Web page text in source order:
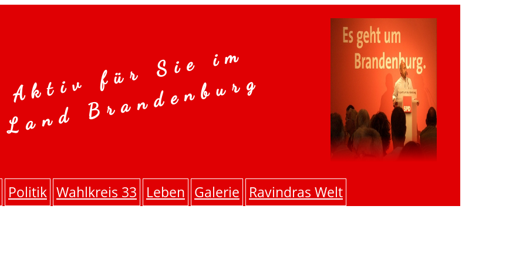
Aktiv für Sie im
Land Brandenburg
Politik Wahlkreis 33 Leben Galerie Ravindras Welt